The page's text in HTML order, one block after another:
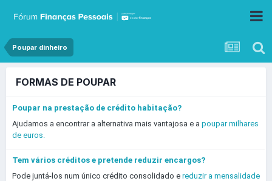
Poupar dinheiro
FORMAS DE POUPAR
Poupar na prestação de crédito habitação?
Ajudamos a encontrar a alternativa mais vantajosa e a poupar milhares
de euros.
Tem vários créditos e pretende reduzir encargos?
Pode juntá-los num único crédito consolidado e reduzir a mensalidade